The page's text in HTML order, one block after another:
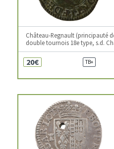
Château-Regnault (principauté
double tournois 18e type, s.d.
20€ TB+